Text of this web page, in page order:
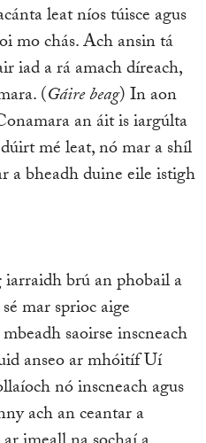
leat níos túisce agus
mo chás. Ach ansin tá
iad a rá amach díreach,
(Gáire beag) In aon
an áit is iargúlta
mé leat, nó mar a shíl
a bheadh duine eile istigh
brú an phobail a
mar sprioc aige
saoirse inscneach
anseo ar mhóitíf Uí
nó inscneach agus
ach an ceantar a